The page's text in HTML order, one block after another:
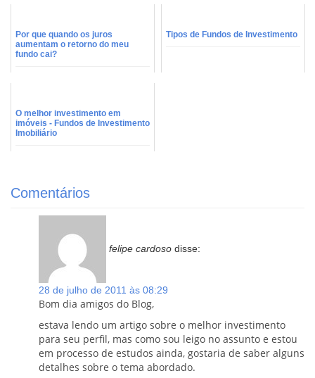
Por que quando os juros
aumentam o retorno do meu
fundo cai?
Tipos de Fundos de Investimento
O melhor investimento em
imóveis - Fundos de Investimento
Imobiliário
Comentários
felipe cardoso disse:
28 de julho de 2011 às 08:29
Bom dia amigos do Blog,
estava lendo um artigo sobre o melhor investimento
para seu perfil, mas como sou leigo no assunto e estou
em processo de estudos ainda, gostaria de saber alguns
detalhes sobre o tema abordado.